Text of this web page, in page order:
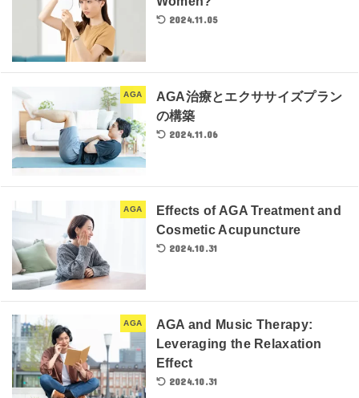
2024.11.05
AGA
AGA治療とエクササイズプラン
の構築
2024.11.06
AGA
Effects of AGA Treatment and
Cosmetic Acupuncture
2024.10.31
AGA
AGA and Music Therapy:
Leveraging the Relaxation
Effect
2024.10.31